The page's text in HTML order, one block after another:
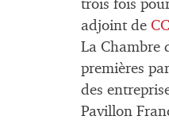
trois fois
adjoint de
La Chambre
premières
des
Pavillon